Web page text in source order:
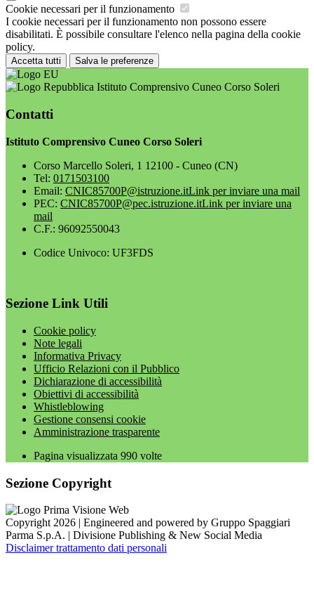
Cookie necessari per il funzionamento
I cookie necessari per il funzionamento non possono essere
disabilitati. È possibile consultare l'elenco nella pagina della cookie
policy.
Accetta tutti Salva le preferenze
Istituto Comprensivo Cuneo Corso Soleri
Contatti
Istituto Comprensivo Cuneo Corso Soleri
Corso Marcello Soleri, 1 12100 - Cuneo (CN)
Tel: 0171503100
Email: CNIC85700P@istruzione.itLink per inviare una mail
PEC: CNIC85700P@pec.istruzione.itLink per inviare una
mail
C.F.: 96092550043
Codice Univoco: UF3FDS
Sezione Link Utili
Cookie policy
Note legali
Informativa Privacy
Ufficio Relazioni con il Pubblico
Dichiarazione di accessibilità
Obiettivi di accessibilità
Whistleblowing
Gestione consensi cookie
Amministrazione trasparente
Pagina visualizzata 990 volte
Sezione Copyright
Copyright 2026 | Engineered and powered by Gruppo Spaggiari
Parma S.p.A. | Divisione Publishing & New Social Media
Disclaimer trattamento dati personali